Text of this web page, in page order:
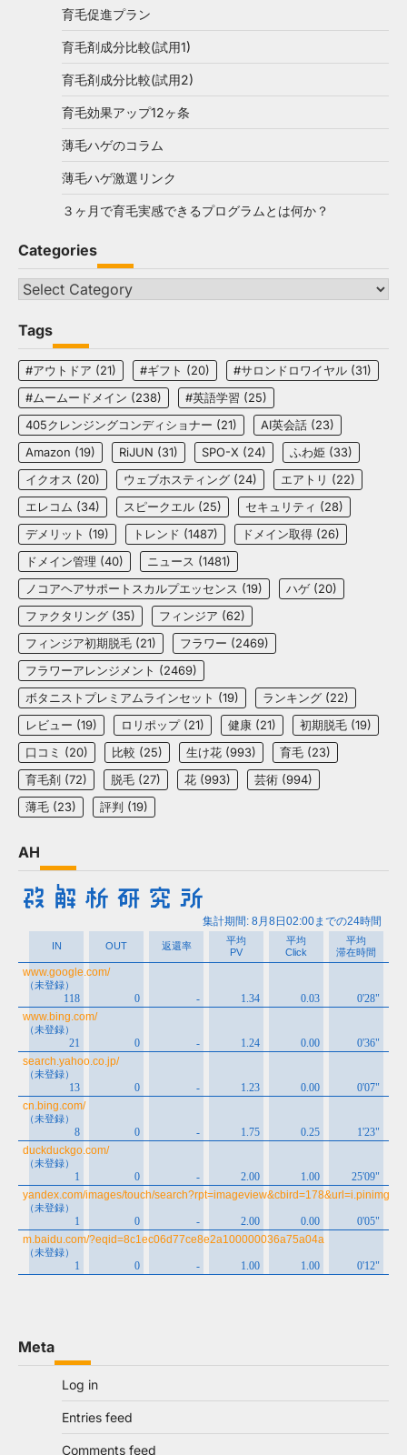
育毛促進プラン
育毛剤成分比較(試用1)
育毛剤成分比較(試用2)
育毛効果アップ12ヶ条
薄毛ハゲのコラム
薄毛ハゲ激選リンク
３ヶ月で育毛実感できるプログラムとは何か？
Categories
Categories
Tags
#アウトドア (21) #ギフト (20) #サロンドロワイヤル (31)
#ムームードメイン (238) #英語学習 (25)
405クレンジングコンディショナー (21) AI英会話 (23)
Amazon (19) RiJUN (31) SPO-X (24) ふわ姫 (33)
イクオス (20) ウェブホスティング (24) エアトリ (22)
エレコム (34) スピークエル (25) セキュリティ (28)
デメリット (19) トレンド (1487) ドメイン取得 (26)
ドメイン管理 (40) ニュース (1481)
ノコアヘアサポートスカルプエッセンス (19) ハゲ (20)
ファクタリング (35) フィンジア (62)
フィンジア初期脱毛 (21) フラワー (2469)
フラワーアレンジメント (2469)
ボタニストプレミアムラインセット (19) ランキング (22)
レビュー (19) ロリポップ(21) 健康 (21) 初期脱毛 (19)
口コミ (20) 比較 (25) 生け花 (993) 育毛 (23)
育毛剤 (72) 脱毛 (27) 花 (993) 芸術 (994)
薄毛 (23) 評判 (19)
AH
Meta
Log in
Entries feed
Comments feed